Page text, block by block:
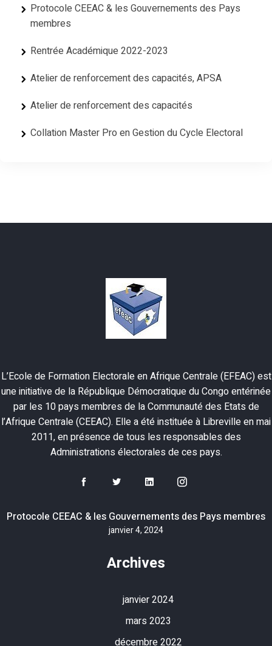
Protocole CEEAC & les Gouvernements des Pays
membres
Rentrée Académique 2022-2023
Atelier de renforcement des capacités, APSA
Atelier de renforcement des capacités
Collation Master Pro en Gestion du Cycle Electoral
L’Ecole de Formation Electorale en Afrique Centrale (EFEAC) est
une initiative de la République Démocratique du Congo entérinée
par les 10 pays membres de la Communauté des Etats de
l’Afrique Centrale (CEEAC). Elle a été instituée à Libreville en mai
2011, en présence de tous les responsables des
Administrations électorales de ces pays.
Protocole CEEAC & les Gouvernements des Pays membres
janvier 4, 2024
Archives
janvier 2024
mars 2023
décembre 2022